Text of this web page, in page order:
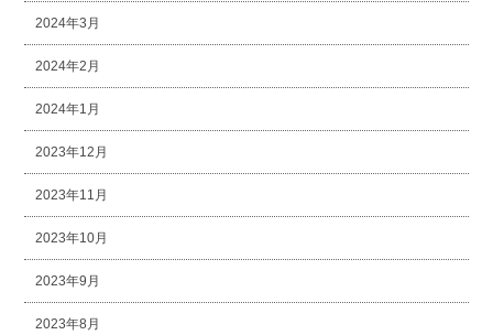
2024年3月
2024年2月
2024年1月
2023年12月
2023年11月
2023年10月
2023年9月
2023年8月